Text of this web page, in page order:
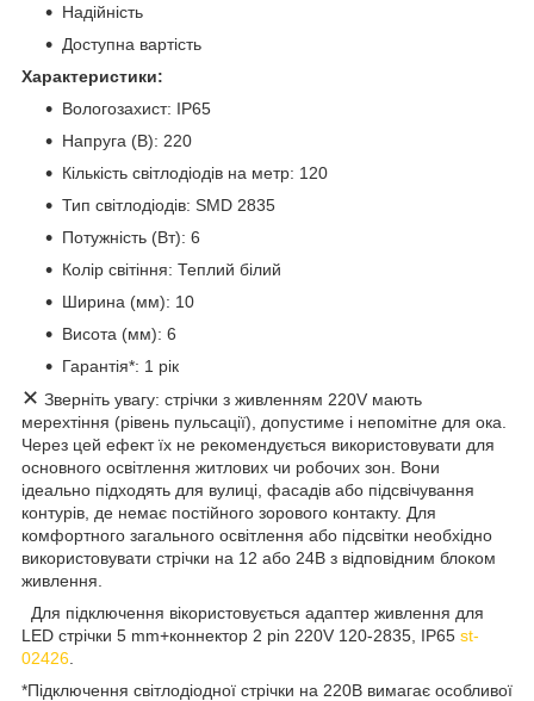
Надійність
Доступна вартість
Характеристики:
Вологозахист: IP65
Напруга (В): 220
Кількість світлодіодів на метр: 120
Тип світлодіодів: SMD 2835
Потужність (Вт): 6
Колір світіння: Теплий білий
Ширина (мм): 10
Висота (мм): 6
Гарантія*: 1 рік
✕ Зверніть увагу: стрічки з живленням 220V мають
мерехтіння (рівень пульсації), допустиме і непомітне для ока.
Через цей ефект їх не рекомендується використовувати для
основного освітлення житлових чи робочих зон. Вони
ідеально підходять для вулиці, фасадів або підсвічування
контурів, де немає постійного зорового контакту. Для
комфортного загального освітлення або підсвітки необхідно
використовувати стрічки на 12 або 24В з відповідним блоком
живлення.
Для підключення вікористовується адаптер живлення для
LED стрічки 5 mm+коннектор 2 pin 220V 120-2835, IP65 st-
02426
*Підключення світлодіодної стрічки на 220В вимагає особливої